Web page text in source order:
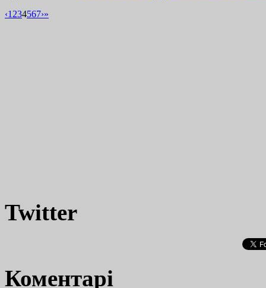
‹1 234567›»
Twitter
Коментарі